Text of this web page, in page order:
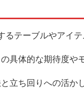
るテーブルやアイ
具体的な期待度や
立ち回りへの活か